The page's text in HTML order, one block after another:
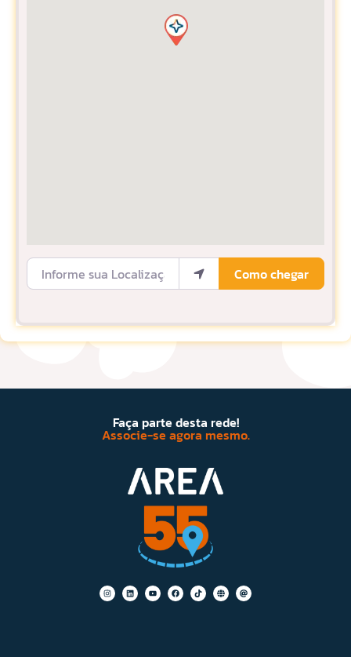
Informe sua Localização
Como chegar
Faça parte desta rede!
Associe-se agora mesmo.